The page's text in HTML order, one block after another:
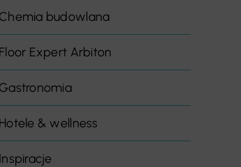
Chemia budowlana
Floor Expert Arbiton
Gastronomia
Hotele & wellness
Inspiracje